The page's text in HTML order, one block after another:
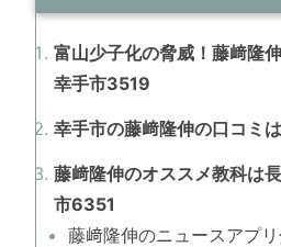
富山少子化の脅威！藤﨑隆
幸手市3519
幸手市の藤﨑隆伸の口コミ
藤﨑隆伸のオススメ教科は
市6351
藤﨑隆伸のニュースアプ